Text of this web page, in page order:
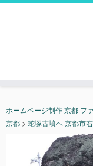
ホームページ制作 京都 フ
京都 > 蛇塚古墳へ 京都市